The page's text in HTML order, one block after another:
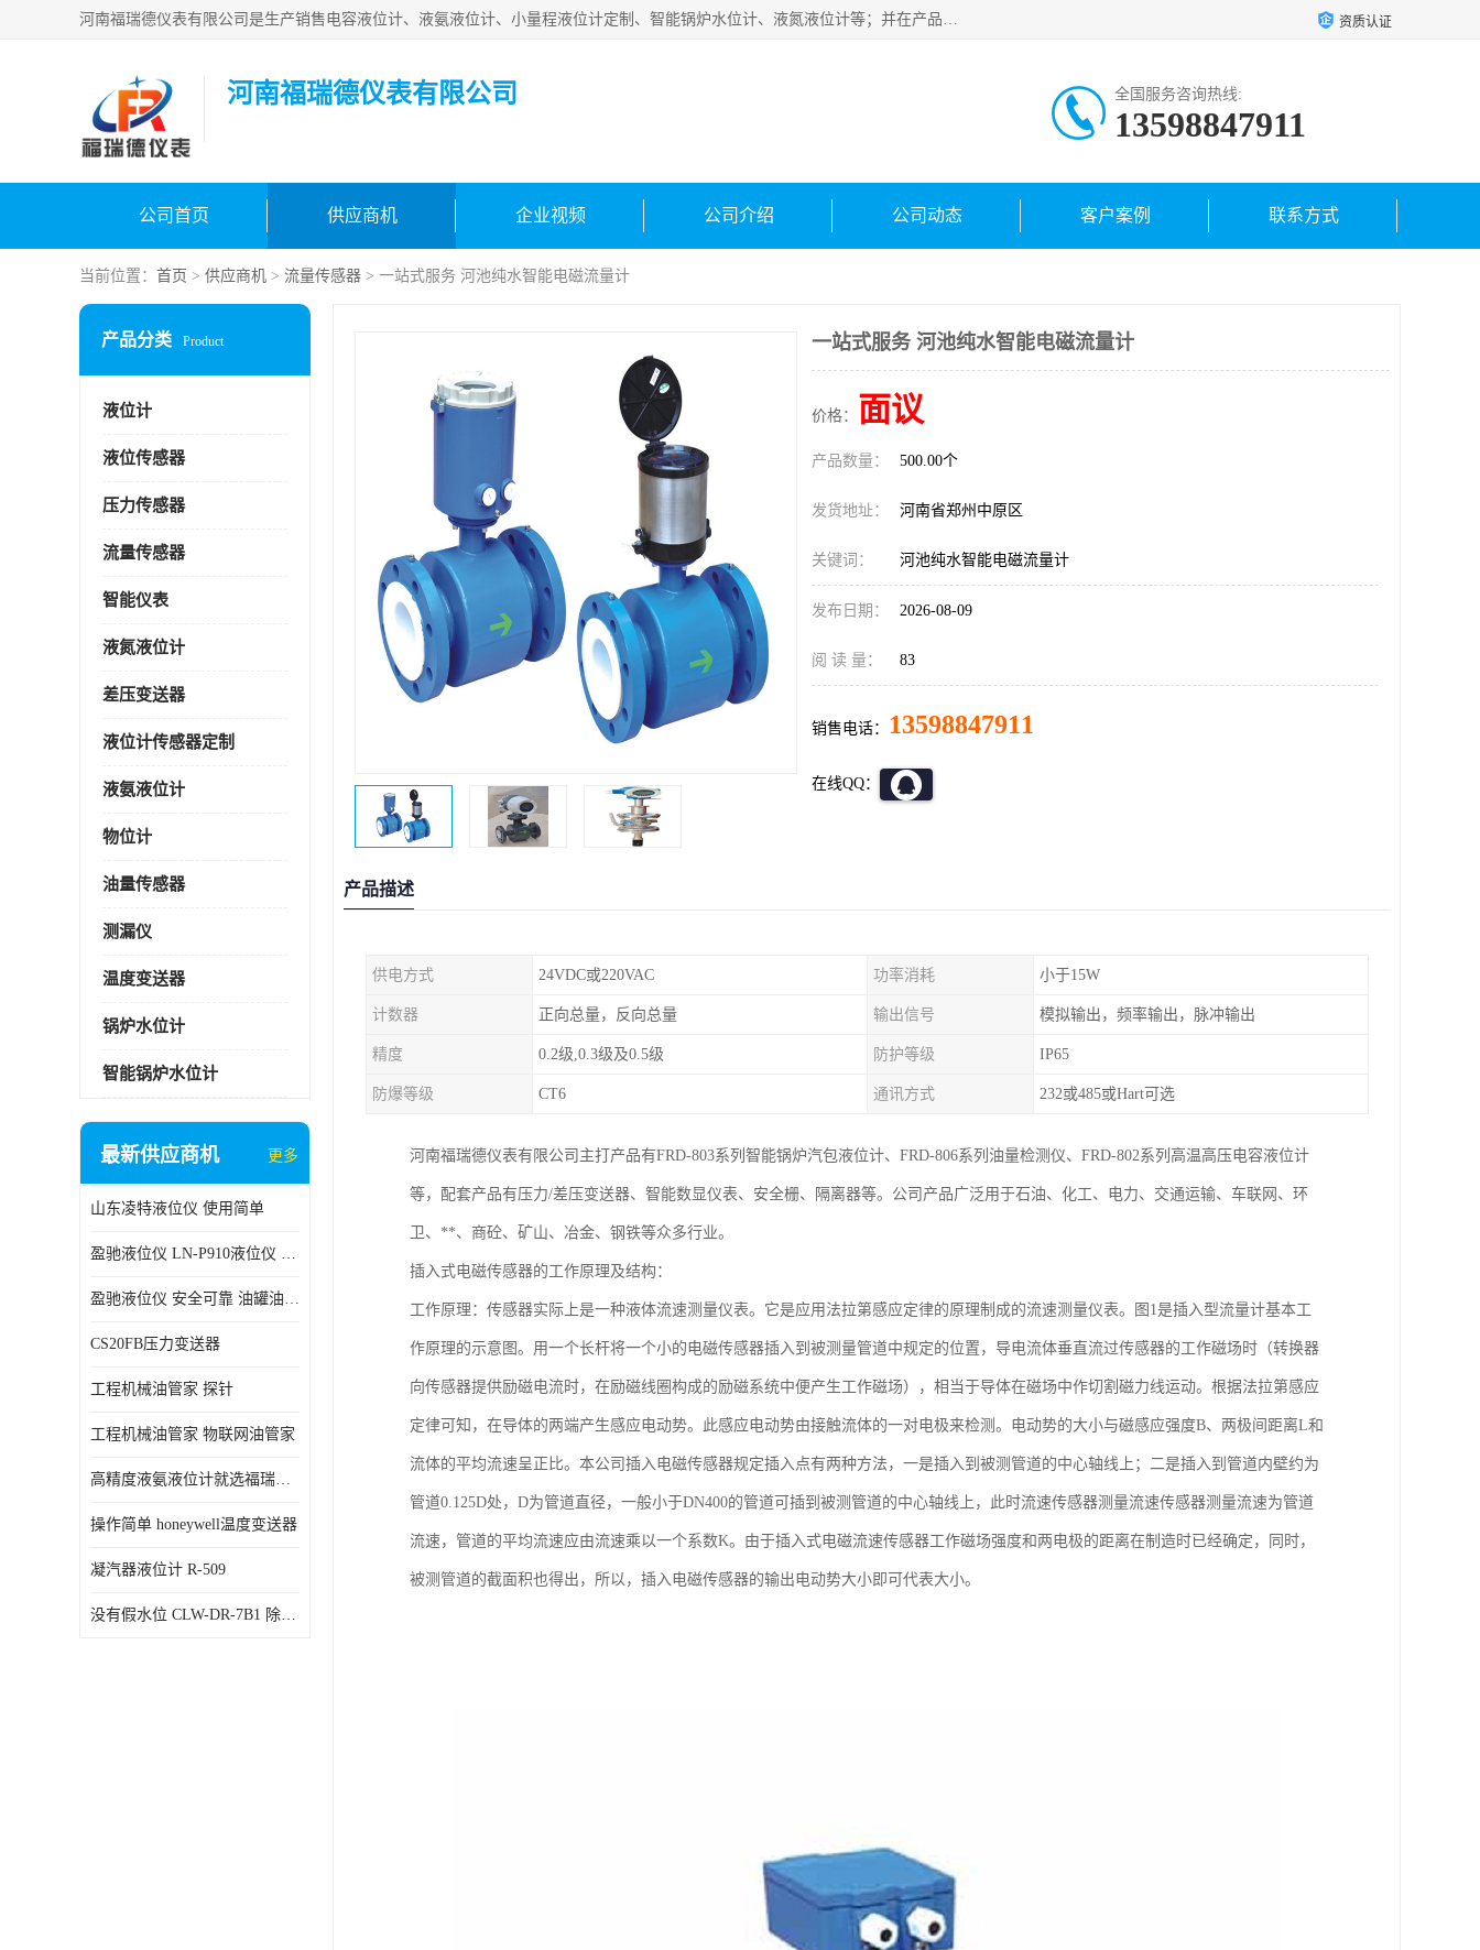
河南福瑞德仪表有限公司是生产销售电容液位计、液氨液位计、小量程液位计定制、智能锅炉水位计、液氮液位计等；并在产品开发、研制的过程中，吸取国内外仪器仪表的技术精华，建立了一支高、精、尖的科研开发队伍，使产品性能不断升级。 资质认证
河南福瑞德仪表有限公司 全国服务咨询热线:
13598847911
公司首页 供应商机 企业视频 公司介绍 公司动态 客户案例 联系方式
当前位置： 首页 > 供应商机 > 流量传感器 > 一站式服务 河池纯水智能电磁流量计
产品分类 Product
液位计
液位传感器
压力传感器
流量传感器
智能仪表
液氮液位计
差压变送器
液位计传感器定制
液氨液位计
物位计
油量传感器
测漏仪
温度变送器
锅炉水位计
智能锅炉水位计
最新供应商机 更多
山东凌特液位仪 使用简单
盈驰液位仪 LN-P910液位仪 安全可靠
盈驰液位仪 安全可靠 油罐油位检测
CS20FB压力变送器
工程机械油管家 探针
工程机械油管家 物联网油管家
高精度液氨液位计就选福瑞德仪表
操作简单 honeywell温度变送器
凝汽器液位计 R-509
没有假水位 CLW-DR-7B1 除氧器水位测量
一站式服务 河池纯水智能电磁流量计
价格： 面议
产品数量： 500.00个
发货地址： 河南省郑州中原区
关键词： 河池纯水智能电磁流量计
发布日期： 2026-08-09
阅 读 量： 83
销售电话： 13598847911
在线QQ：
产品描述
供电方式 24VDC或220VAC 功率消耗 小于15W
计数器 正向总量，反向总量 输出信号 模拟输出，频率输出，脉冲输出
精度 0.2级,0.3级及0.5级 防护等级 IP65
防爆等级 CT6 通讯方式 232或485或Hart可选
河南福瑞德仪表有限公司主打产品有FRD-803系列智能锅炉汽包液位计、FRD-806系列油量检测仪、FRD-802系列高温高压电容液位计
等，配套产品有压力/差压变送器、智能数显仪表、安全栅、隔离器等。公司产品广泛用于石油、化工、电力、交通运输、车联网、环
卫、**、商砼、矿山、冶金、钢铁等众多行业。
插入式电磁传感器的工作原理及结构：
工作原理：传感器实际上是一种液体流速测量仪表。它是应用法拉第感应定律的原理制成的流速测量仪表。图1是插入型流量计基本工
作原理的示意图。用一个长杆将一个小的电磁传感器插入到被测量管道中规定的位置，导电流体垂直流过传感器的工作磁场时（转换器
向传感器提供励磁电流时，在励磁线圈构成的励磁系统中便产生工作磁场），相当于导体在磁场中作切割磁力线运动。根据法拉第感应
定律可知，在导体的两端产生感应电动势。此感应电动势由接触流体的一对电极来检测。电动势的大小与磁感应强度B、两极间距离L和
流体的平均流速呈正比。本公司插入电磁传感器规定插入点有两种方法，一是插入到被测管道的中心轴线上；二是插入到管道内壁约为
管道0.125D处，D为管道直径，一般小于DN400的管道可插到被测管道的中心轴线上，此时流速传感器测量流速传感器测量流速为管道
流速，管道的平均流速应由流速乘以一个系数K。由于插入式电磁流速传感器工作磁场强度和两电极的距离在制造时已经确定，同时，
被测管道的截面积也得出，所以，插入电磁传感器的输出电动势大小即可代表大小。